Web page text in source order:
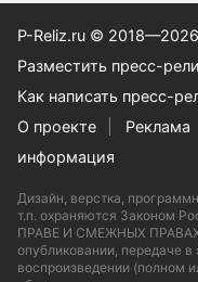
P-Reliz.ru © 2018—2026
Разместить пресс-
Как написать пресс-
О проекте
Реклама
информация
Дизайн, верстка,
т.п. охраняются Законом
ПРАВЕ И СМЕЖНЫХ
опубликовании, передаче в
воспроизведении (полном